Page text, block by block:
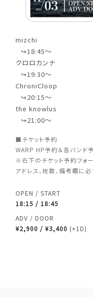
mizchi
⠀↪︎18:45〜
クロロカンナ
⠀↪︎19:30〜
ChroniCloop
⠀↪︎20:15〜
the knowlus
⠀↪︎21:00〜
■チケット予約
WARP HP予約＆各バンド
※右下のチケット予約フォー
アドレス、枚数、備考欄に
OPEN / START
18:15 / 18:45
ADV / DOOR
¥2,900 / ¥3,400 (+1D)